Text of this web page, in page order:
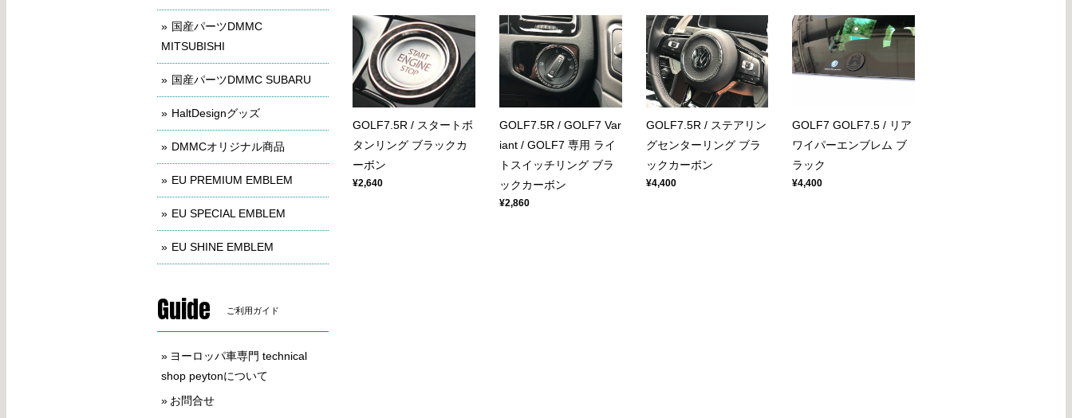
GOLF7.5R / スタートボ
タンリング ブラックカ
ーボン
¥2,640
GOLF7.5R / GOLF7 Var
iant / GOLF7 専用 ライ
トスイッチリング ブラ
ックカーボン
¥2,860
GOLF7.5R / ステアリン
グセンターリング ブラ
ックカーボン
¥4,400
GOLF7 GOLF7.5 / リア
ワイパーエンブレム ブ
ラック
¥4,400
国産パーツDMMC
MITSUBISHI
国産パーツDMMC SUBARU
HaltDesignグッズ
DMMCオリジナル商品
EU PREMIUM EMBLEM
EU SPECIAL EMBLEM
EU SHINE EMBLEM
Guide ご利用ガイド
ヨーロッパ車専門 technical
shop peytonについて
お問合せ